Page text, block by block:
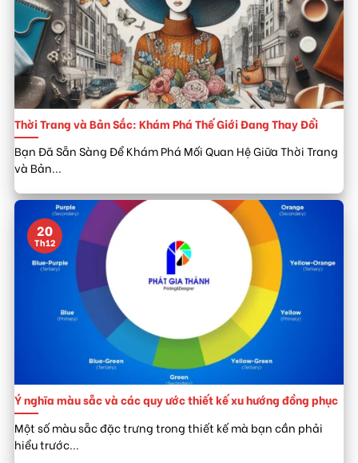
Thời Trang và Bản Sắc: Khám Phá Thế Giới Đang Thay Đổi
Bạn Đã Sẵn Sàng Để Khám Phá Mối Quan Hệ Giữa Thời Trang
và Bản...
Ý nghĩa màu sẵc và các quy ước thiết kế xu hướng đồng phục
Một số màu sẵc đặc trưng trong thiết kế mà bạn cần phải
hiểu trước...
20
Th12